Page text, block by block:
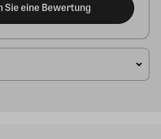
Sie eine Bewertung